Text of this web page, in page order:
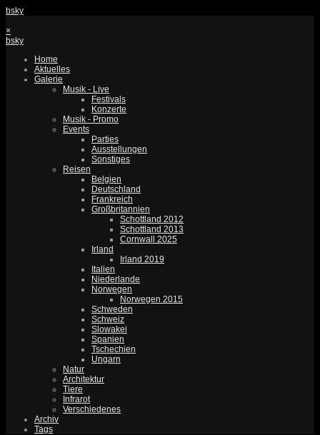
bsky
×
bsky
Home
Aktuelles
Galerie
Musik - Live
Festivals
Konzerte
Musik - Promo
Events
Parties
Ausstellungen
Sonstiges
Reisen
Belgien
Deutschland
Frankreich
Großbritannien
Schottland 2012
Schottland 2013
Cornwall 2025
Irland
Irland 2019
Italien
Niederlande
Norwegen
Norwegen 2015
Schweden
Schweiz
Slowakei
Spanien
Tschechien
Ungarn
Natur
Architektur
Tiere
Infrarot
Verschiedenes
Archiv
Tags